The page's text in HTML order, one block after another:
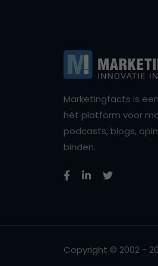
Marketingfacts is
hét platform voor
podcasts, blogs,
binden.
Copyright © 2002 -